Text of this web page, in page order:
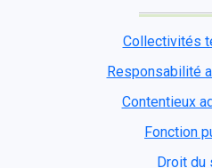
Collectivités
Responsabilité
Contentieux
Fonction
Droit du